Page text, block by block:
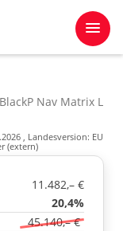
Nav Matrix L
, Landesversion: EU
(extern)
11.482,– €
20,4%
45.140,– €